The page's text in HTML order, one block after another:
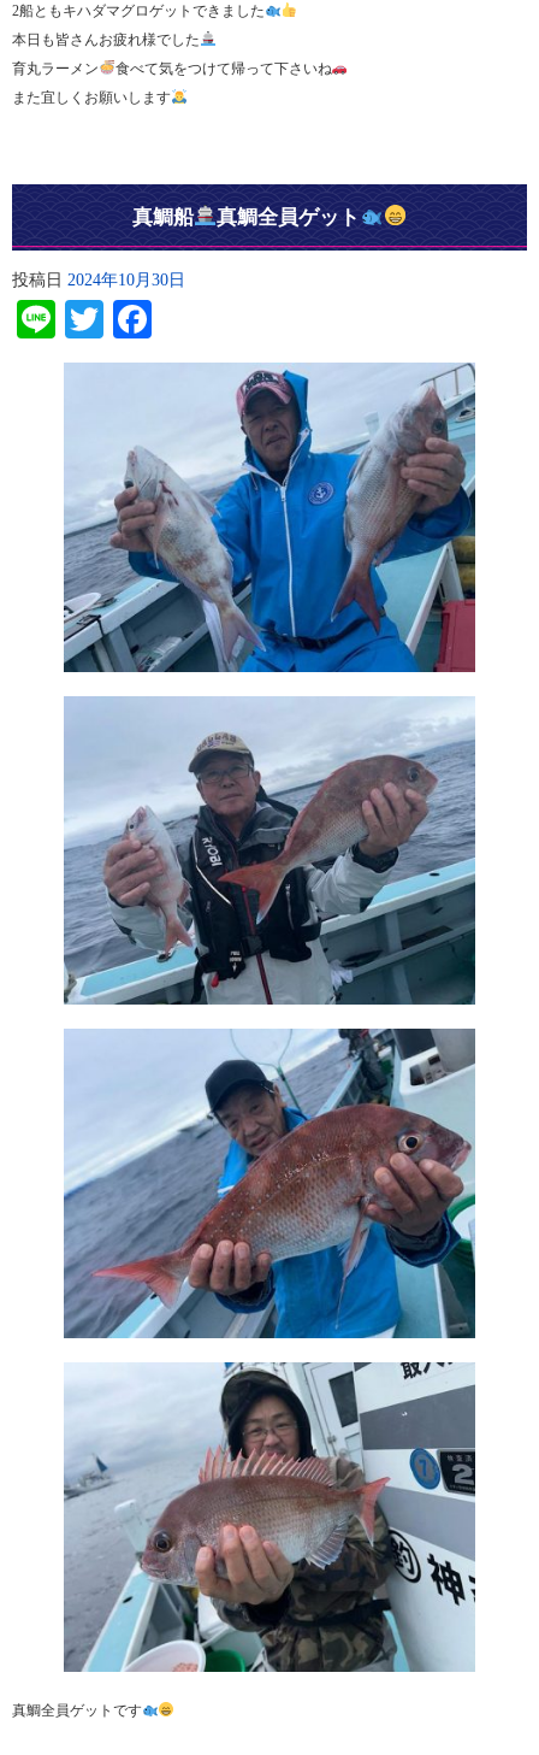
2船ともキハダマグロゲットできました
本日も皆さんお疲れ様でした
育丸ラーメン
食べて気をつけて帰って下さいね
また宜しくお願いします
真鯛船 真鯛全員ゲット
投稿日 2024年10月30日
LineTwitter
真鯛全員ゲットです